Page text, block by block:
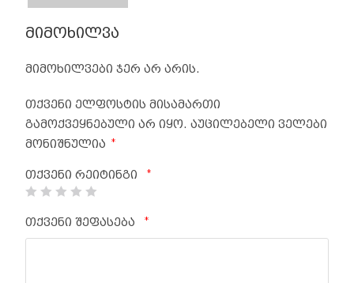
მიმოხილვა
მიმოხილვები ჯერ არ არის.
თქვენი ელფოსტის მისამართი
გამოქვეყნებული არ იყო. აუცილებელი ველები
მონიშნულია
*
თქვენი რეიტინგი *
თქვენი შეფასება *